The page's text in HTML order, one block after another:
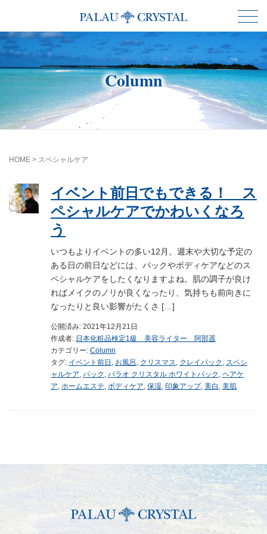
Column
HOME > スペシャルケア
イベント前日でもできる！ ス
ペシャルケアでかわいくなろ
う
いつもよりイベントの多い12月。週末や大切な予定の
ある日の前日などには、パックやボディケアなどのス
ペシャルケアをしたくなりますよね。肌の調子が良け
ればメイクのノリが良くなったり、気持ちも前向きに
なったりと良い影響がたくさ […]
公開済み: 2021年12月21日
作成者: 日本化粧品検定1級 美容ライター 阿部遥
カテゴリー: Column
タグ: イベント前日 お風呂 クリスマス クレイパック
スペシ
ャルケア パック パラオ クリスタル ホワイトパック ヘアケ
ア ホームエステ ボディケア 保湿 印象アップ, 美白 美肌